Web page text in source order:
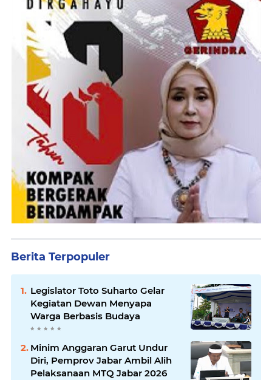
Berita Terpopuler
Legislator Toto Suharto Gelar
Kegiatan Dewan Menyapa
Warga Berbasis Budaya
Minim Anggaran Garut Undur
Diri, Pemprov Jabar Ambil Alih
Pelaksanaan MTQ Jabar 2026